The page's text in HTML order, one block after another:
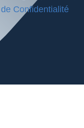
Confidentialité